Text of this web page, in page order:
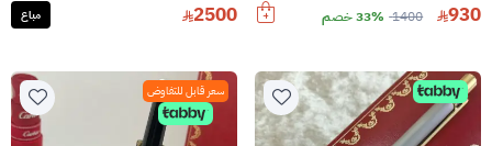
930
1400 33% خصم 2500 مباع
سعر قابل للتفاوض